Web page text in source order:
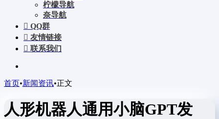
柠檬导航
奈导航
QQ群
友情链接
联系我们
首页•新闻资讯•正文
人形机器人通用小脑GPT发